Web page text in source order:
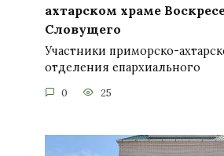
ахтарском храме
Словущего
Участники приморско-
отделения епархиального
0 25